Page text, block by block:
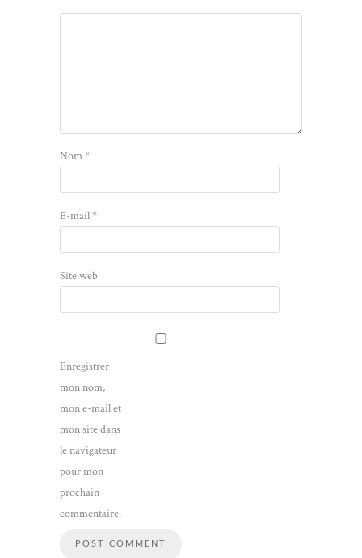
Nom*
E-mail*
Site web
Enregistrer
mon nom,
mon e-mail et
mon site dans
le navigateur
pour mon
prochain
commentaire.